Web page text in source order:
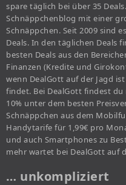
spare täglich bei über 35
Schnäppchenblog mit einer
Schnäppchen. Seit 2009 sind
Deals. In den täglichen Deals
besten Deals aus den
Finanzen (Kredite und
wenn DealGott auf der Jagd
findet. Bei DealGott findest
10% unter dem besten
Schnäppchen aus dem
Handytarife für 1,99€ pro
und auch Smartphones zu
mehr wartet bei DealGott auf
… unkompliziert